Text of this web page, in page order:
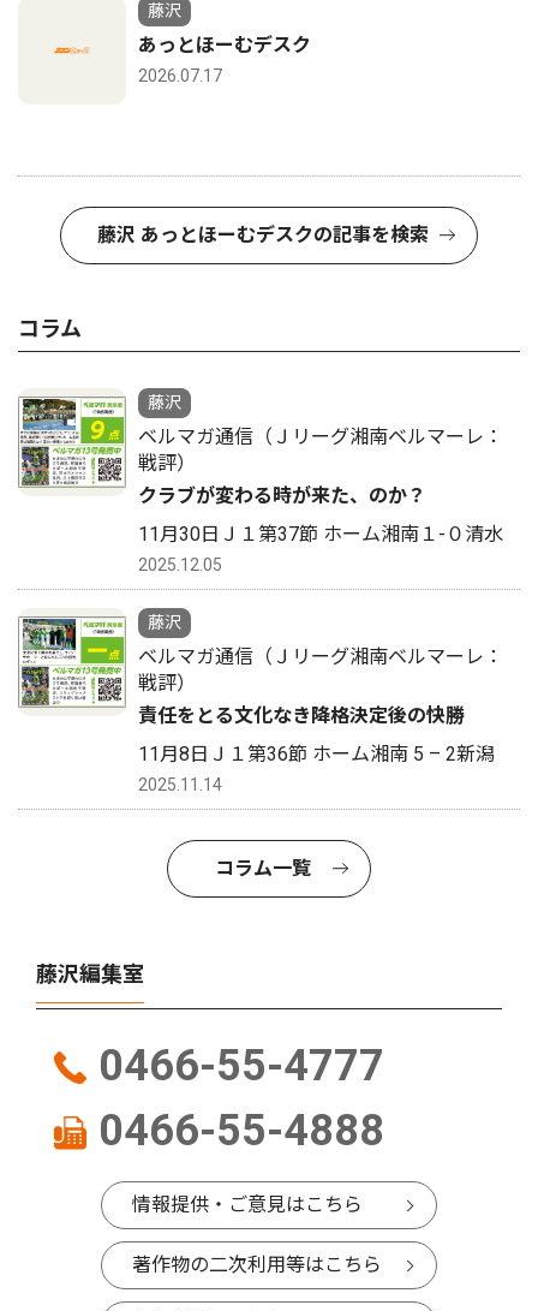
藤沢
あっとほーむデスク
2026.07.17
藤沢 あっとほーむデスクの記事を検索
コラム
藤沢
ベルマガ通信（Ｊリーグ湘南ベルマーレ：
戦評）
クラブが変わる時が来た、のか？
11月30日Ｊ１第37節 ホーム湘南１-０清水
2025.12.05
藤沢
ベルマガ通信（Ｊリーグ湘南ベルマーレ：
戦評）
責任をとる文化なき降格決定後の快勝
11月8日Ｊ１第36節 ホーム湘南 5 – 2新潟
2025.11.14
コラム一覧
藤沢編集室
0466-55-4777
0466-55-4888
情報提供・ご意見はこちら
著作物の二次利用等はこちら